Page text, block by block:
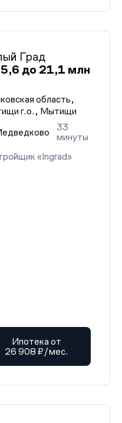
Град
до 21,1 млн
область,
г.о., Мытищи
33
минуты
«Ingrad»
Ипотека от
26 908 ₽/мес.